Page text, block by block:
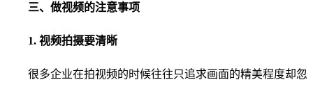
三、做视频的注意事项
1. 视频拍摄要清晰
很多企业在拍视频的时候往往只追求画面的精美程度却忽